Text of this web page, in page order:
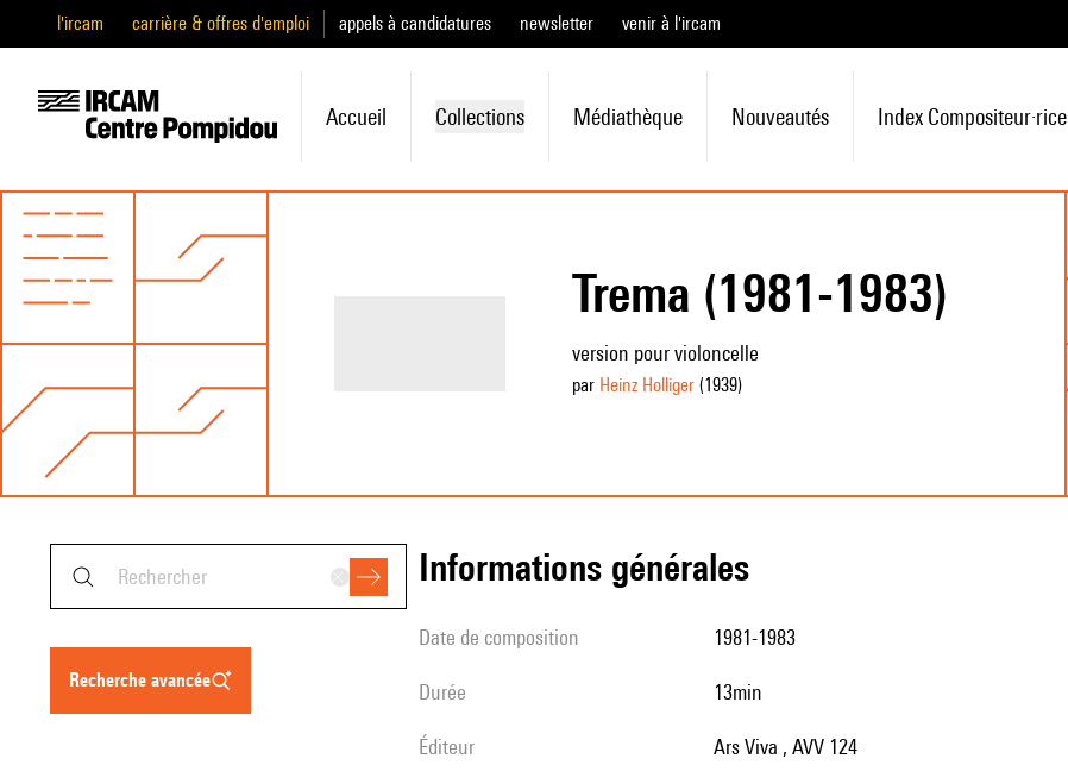
l'ircam carrière & offres d'emploi appels à candidatures newsletter venir à l'ircam
Accueil Collections Médiathèque Nouveautés Index Compositeur·rice
Trema (1981-1983)
version pour violoncelle
par Heinz Holliger(1939)
recherche avancée
informations générales
date de composition 1981-1983
durée 13min
éditeur Ars Viva , AVV 124